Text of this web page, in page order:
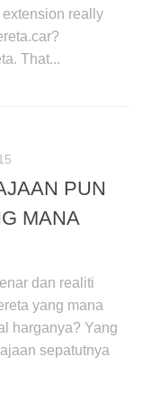
really
That...
PUN
MANA
dan realiti
yang mana
harganya? Yang
sepatutnya